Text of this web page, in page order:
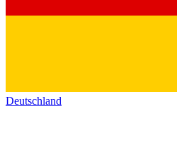
Deutschland